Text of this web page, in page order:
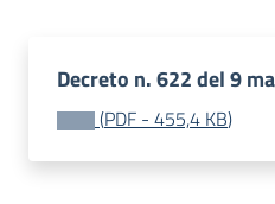
Decreto n. 622 del 9
(PDF - 455,4 KB)